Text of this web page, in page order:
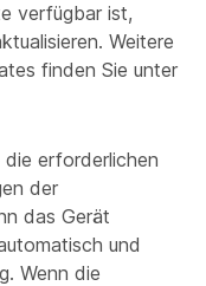
verfügbar ist,
Weitere
finden Sie unter
die erforderlichen
der
das Gerät
und
Wenn die